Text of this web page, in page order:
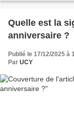
Quelle est la
anniversaire ?
Publié le 17/12/2025 à
Par UCY